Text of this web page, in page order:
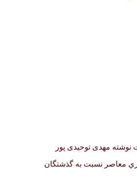
نوشته مهدی توحیدی پور
معاصر نسبت به گذشتگان